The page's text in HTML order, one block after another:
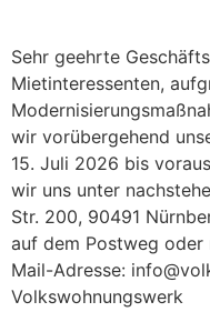
Sehr geehrte
Mietinteressenten,
wir vorübergehend
15. Juli 2026 bis
wir uns unter
Str. 200, 90491
auf dem Postweg
Mail-Adresse:
Volkswohnungswerk